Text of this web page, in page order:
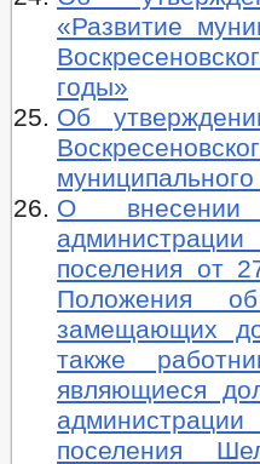
«Развитие
годы»
Об
О внесении
поселения от
Положения
замещающих
также
являющиеся
поселения